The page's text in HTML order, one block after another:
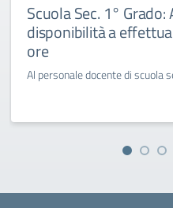
Scuola Sec. 1°
disponibilità a
ore
Al personale docente di scuola